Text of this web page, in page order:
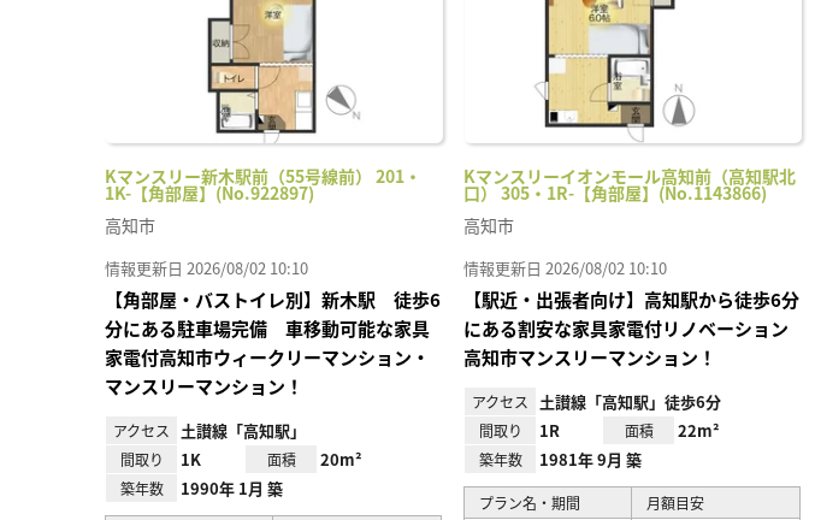
Kマンスリー新木駅前（55号線前） 201・
1K-【角部屋】(No.922897)
高知市
情報更新日 2026/08/02 10:10
【角部屋・バストイレ別】新木駅 徒歩6
分にある駐車場完備 車移動可能な家具
家電付高知市ウィークリーマンション・
マンスリーマンション！
アクセス 土讃線「高知駅」
間取り 1K 面積 20m²
築年数 1990年 1月 築
Kマンスリーイオンモール高知前（高知駅北
口） 305・1R-【角部屋】(No.1143866)
高知市
情報更新日 2026/08/02 10:10
【駅近・出張者向け】高知駅から徒歩6分
にある割安な家具家電付リノベーション
高知市マンスリーマンション！
アクセス 土讃線「高知駅」徒歩6分
間取り 1R 面積 22m²
築年数 1981年 9月 築
プラン名・期間
月額目安